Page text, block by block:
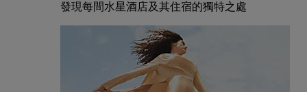
發現每間水星酒店及其住宿的獨特之處